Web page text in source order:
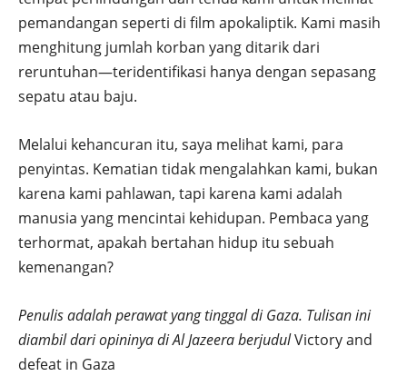
pemandangan seperti di film apokaliptik. Kami masih
menghitung jumlah korban yang ditarik dari
reruntuhan—teridentifikasi hanya dengan sepasang
sepatu atau baju.
Melalui kehancuran itu, saya melihat kami, para
penyintas. Kematian tidak mengalahkan kami, bukan
karena kami pahlawan, tapi karena kami adalah
manusia yang mencintai kehidupan. Pembaca yang
terhormat, apakah bertahan hidup itu sebuah
kemenangan?
Penulis adalah perawat yang tinggal di Gaza. Tulisan ini
diambil dari opininya di Al Jazeera berjudulVictory and
defeat in Gaza